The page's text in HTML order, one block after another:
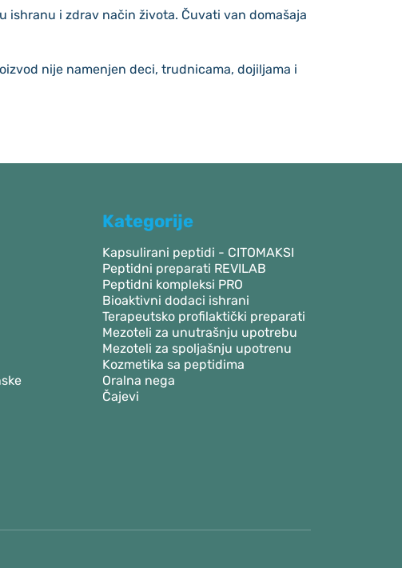
ishranu i zdrav način života. Čuvati van domašaja
nije namenjen deci, trudnicama, dojiljama i
Kategorije
Kapsulirani peptidi - CITOMAKSI
Peptidni preparati REVILAB
Peptidni kompleksi PRO
Bioaktivni dodaci ishrani
Terapeutsko profilaktički preparati
Mezoteli za unutrašnju upotrebu
Mezoteli za spoljašnju upotrenu
Kozmetika sa peptidima
Oralna nega
Čajevi